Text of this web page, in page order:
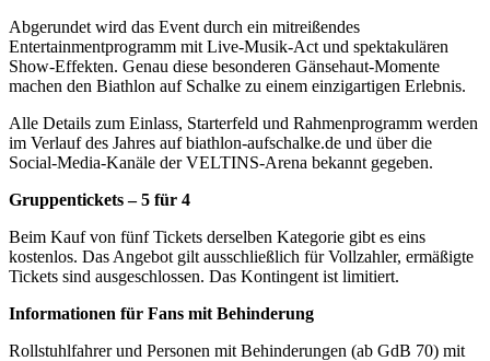
Abgerundet wird das Event durch ein mitreißendes
Entertainmentprogramm mit Live-Musik-Act und spektakulären
Show-Effekten. Genau diese besonderen Gänsehaut-Momente
machen den Biathlon auf Schalke zu einem einzigartigen Erlebnis.
Alle Details zum Einlass, Starterfeld und Rahmenprogramm werden
im Verlauf des Jahres auf biathlon-aufschalke.de und über die
Social-Media-Kanäle der VELTINS-Arena bekannt gegeben.
Gruppentickets – 5 für 4
Beim Kauf von fünf Tickets derselben Kategorie gibt es eins
kostenlos. Das Angebot gilt ausschließlich für Vollzahler, ermäßigte
Tickets sind ausgeschlossen. Das Kontingent ist limitiert.
Informationen für Fans mit Behinderung
Rollstuhlfahrer und Personen mit Behinderungen (ab GdB 70) mit